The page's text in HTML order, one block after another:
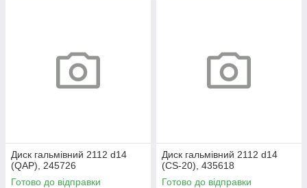
Диск гальмівний 2112 d14
(QAP), 245726
Готово до відправки
Диск гальмівний 2112 d14
(CS-20), 435618
Готово до відправки